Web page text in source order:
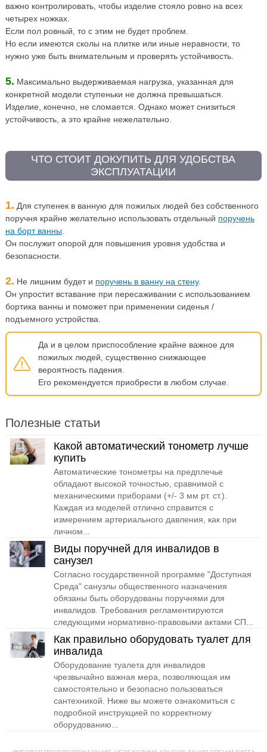
важно контролировать, чтобы изделие стояло ровно на всех
четырех ножках.
Если пол ровный, то с этим не будет проблем.
Но если имеются сколы на плитке или иные неравности, то
нужно уже быть внимательным и проверять устойчивость.
5. Максимально выдерживаемая нагрузка, указанная для
конкретной модели ступеньки не должна превышаться.
Изделие, конечно, не сломается. Однако может снизиться
устойчивость, а это крайне нежелательно.
ЧТО СТОИТ ДОКУПИТЬ ДЛЯ УДОБСТВА
ЭКСПЛУАТАЦИИ
1. Для ступенек в ванную для пожилых людей без собственного
поручня крайне желательно использовать отдельный поручень
на борт ванны.
Он послужит опорой для повышения уровня удобства и
безопасности.
2. Не лишним будет и поручень в ванну на стену.
Он упростит вставание при пересаживании с использованием
бортика ванны и поможет при применении сиденья /
подъемного устройства.
Да и в целом приспособление крайне важное для
пожилых людей, существенно снижающее
вероятность падения.
Его рекомендуется приобрести в любом случае.
Полезные статьи
Какой автоматический тонометр лучше
купить
Автоматические тонометры на предплечье
обладают высокой точностью, сравнимой с
механическими приборами (+/- 3 мм рт. ст.).
Каждая из моделей отлично справится с
измерением артериального давления, как при
личном...
Виды поручней для инвалидов в
санузел
Согласно государственной программе "Доступная
Среда" санузлы общественного назначения
обязаны быть оборудованы поручнями для
инвалидов. Требования регламентируются
следующими нормативно-правовыми актами СП...
Как правильно оборудовать туалет для
инвалида
Оборудование туалета для инвалидов
чрезвычайно важная мера, позволяющая им
самостоятельно и безопасно пользоваться
сантехникой. Ниже вы можете ознакомиться с
подробной инструкцией по корректному
оборудованию...